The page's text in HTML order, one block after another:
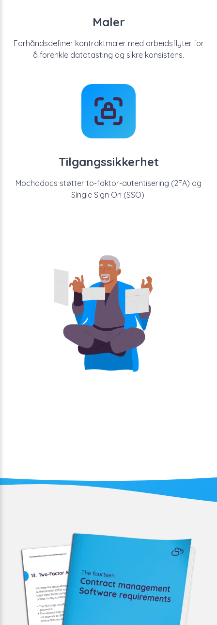
Maler
Forhåndsdefiner kontraktmaler med arbeidsflyter for
å forenkle datatasting og sikre konsistens.
Tilgangssikkerhet
Mochadocs støtter to-faktor-autentisering (2FA) og
Single Sign On (SSO).